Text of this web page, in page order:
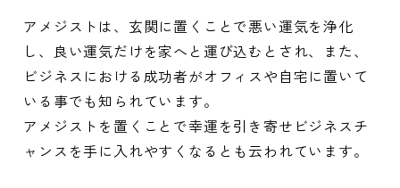
アメジストは、玄関に置くことで悪い運気を浄化
し、良い運気だけを家へと運び込むとされ、また、
ビジネスにおける成功者がオフィスや自宅に置いて
いる事でも知られています。
アメジストを置くことで幸運を引き寄せビジネスチ
ャンスを手に入れやすくなるとも云われています。